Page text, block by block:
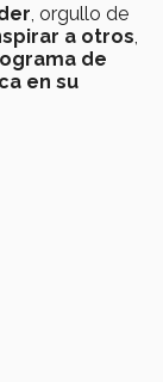
, orgullo de
a otros
de
en su